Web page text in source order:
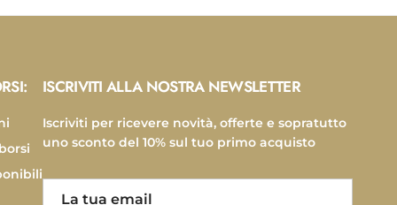
ISCRIVITI ALLA NOSTRA NEWSLETTER
Iscriviti per ricevere novità, offerte e sopratutto
uno sconto del 10% sul tuo primo acquisto